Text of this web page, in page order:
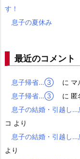
す！
息子の夏休み
最近のコメント
息子帰省…③ に マ
息子帰省…③
に 匿
息子の結婚・引越し…
コ より
息子の結婚・引越し…
より